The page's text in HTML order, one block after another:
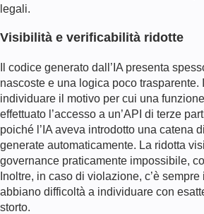
legali.
Visibilità e verificabilità ridotte
Il codice generato dall’IA presenta
nascoste e una logica poco trasparente.
individuare il motivo per cui una
effettuato l’accesso a un’API di terze
poiché l’IA aveva introdotto una catena
generate automaticamente. La ridotta
governance praticamente impossibile,
Inoltre, in caso di violazione, c’è
abbiano difficoltà a individuare con
storto.